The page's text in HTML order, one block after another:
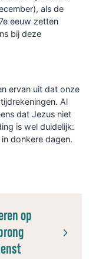
als de
eeuw zetten
bij deze
ervan uit dat onze
Al
dat Jezus niet
is wel duidelijk:
donkere dagen.
op